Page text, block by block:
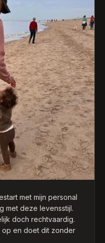
met mijn personal
met deze levensstijl.
doch rechtvaardig.
en doet dit zonder